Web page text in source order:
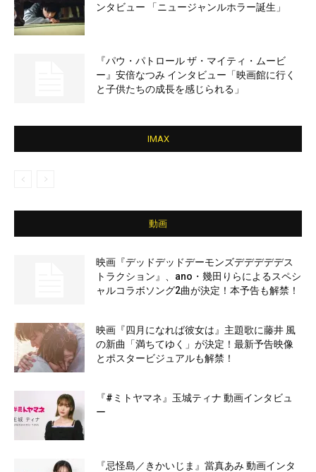
ンタビュー 「ニュージャンルホラー誕生」
『パウ・パトロール ザ・マイティ・ムービ
ー』安倍なつみ インタビュー「映画館に行く
と子供たちの成長を感じられる」
IMAX
動画
映画『デッドデッドデーモンズデデデデデス
トラクション』、ano・幾田りらによるスペシ
ャルコラボソング2曲が決定！本予告も解禁！
映画『四月になれば彼女は』主題歌に藤井 風
の新曲「満ちてゆく」が決定！最新予告映像
とポスタービジュアルも解禁！
『#ミトヤマネ』玉城ティナ 動画インタビュ
ー
『忌怪島／きかいじま』當真あみ 動画インタ